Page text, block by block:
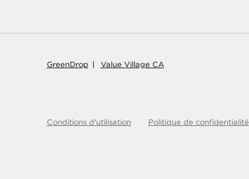
GreenDrop Value Village CA
Conditions d'utilisation Politique de confidentialité